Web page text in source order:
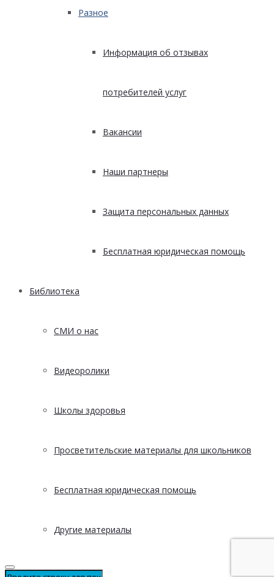
Разное
Информация об отзывах
потребителей услуг
Вакансии
Наши партнеры
Защита персональных данных
Бесплатная юридическая помощь
Библиотека
СМИ о нас
Видеоролики
Школы здоровья
Просветительские материалы для школьников
Бесплатная юридическая помощь
Другие материалы